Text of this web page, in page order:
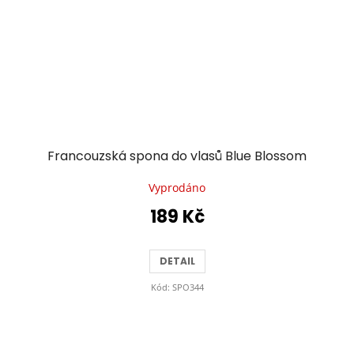
Francouzská spona do vlasů Blue Blossom
Vyprodáno
189 Kč
DETAIL
Kód: SPO344